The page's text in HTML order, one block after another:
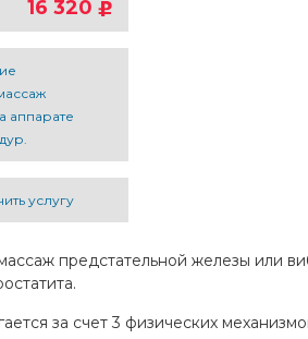
16 320
аппарате
услугу
предстательной железы или
за счет 3 физических